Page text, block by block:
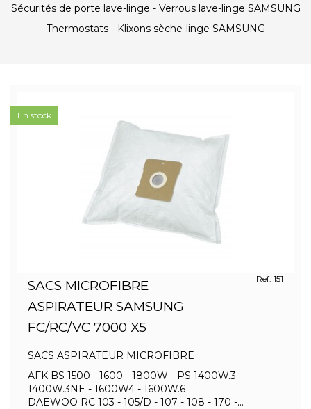
Sécurités de porte lave-linge - Verrous lave-linge SAMSUNG
Thermostats - Klixons sèche-linge SAMSUNG
SACS MICROFIBRE
ASPIRATEUR SAMSUNG
FC/RC/VC 7000 X5
Ref. 151
SACS ASPIRATEUR MICROFIBRE
AFK BS 1500 - 1600 - 1800W - PS 1400W.3 -
1400W.3NE - 1600W4 - 1600W.6
DAEWOO RC 103 - 105/D - 107 - 108 - 170 -...
En stock